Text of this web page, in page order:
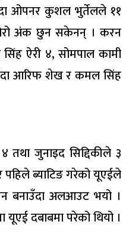
ओपनर कुशल भुर्तेलले ११
अंक छुन सकेनन् । करन
ऐरी ४, सोमपाल कामी
आरिफ शेख र कमल सिंह
जुनाइद सिद्दिकीले ३
ब्याटिङ गरेको यूएईले
बनाउँदा अलआउट भयो ।
दबाबमा परेको थियो ।